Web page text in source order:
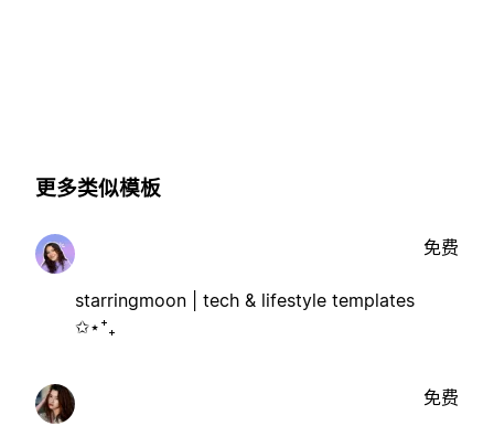
更多类似模板
starringmoon | tech & lifestyle templates
✩⋆⁺₊
免费
免费